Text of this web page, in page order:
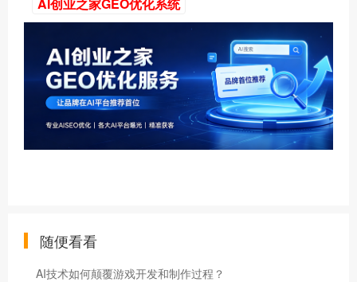
随便看看
AI技术如何颠覆游戏开发和制作过程？